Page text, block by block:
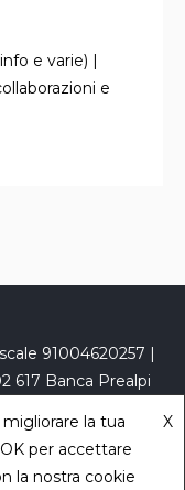
e varie) |
e
91004620257 |
617 Banca Prealpi
Policy
la tua
per accettare
la nostra cookie
X